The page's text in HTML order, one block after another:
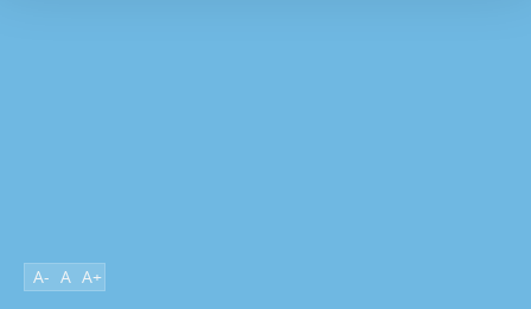
A- A A+